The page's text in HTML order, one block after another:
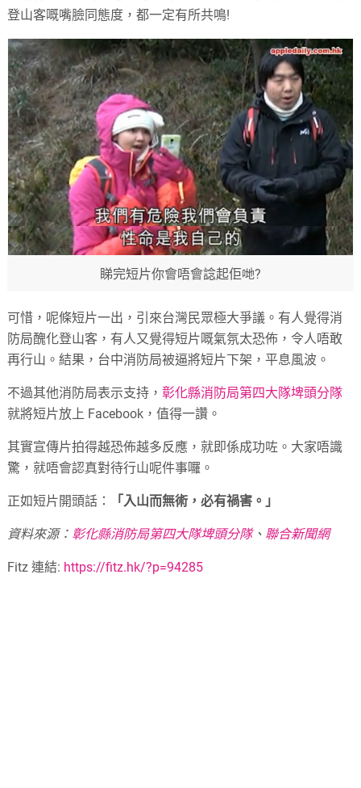
登山客嘅嘴臉同態度，都一定有所共鳴!
睇完短片你會唔會諗起佢哋?
可惜，呢條短片一出，引來台灣民眾極大爭議。有人覺得消
防局醜化登山客，有人又覺得短片嘅氣氛太恐佈，令人唔敢
再行山。結果，台中消防局被逼將短片下架，平息風波。
不過其他消防局表示支持，彰化縣消防局第四大隊埤頭分隊
就將短片放上 Facebook，值得一讚。
其實宣傳片拍得越恐佈越多反應，就即係成功咗。大家唔識
驚，就唔會認真對待行山呢件事囉。
正如短片開頭話： 「入山而無術，必有禍害。」
資料來源： 彰化縣消防局第四大隊埤頭分隊、 聯合新聞網
Fitz 連結: https://fitz.hk/?p=94285